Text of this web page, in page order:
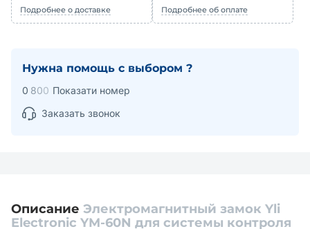
Подробнее о доставке
Подробнее об оплате
Нужна помощь с выбором ?
0 800 Показати номер
Заказать звонок
Описание Электромагнитный замок Yli
Electronic YM-60N для системы контроля